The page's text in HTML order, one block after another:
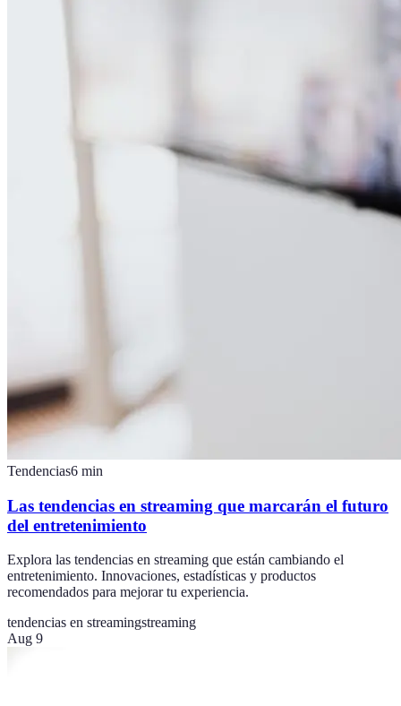
Tendencias6 min
Las tendencias en streaming que marcarán el futuro
del entretenimiento
Explora las tendencias en streaming que están cambiando el
entretenimiento. Innovaciones, estadísticas y productos
recomendados para mejorar tu experiencia.
tendencias en streamingstreaming
Aug 9